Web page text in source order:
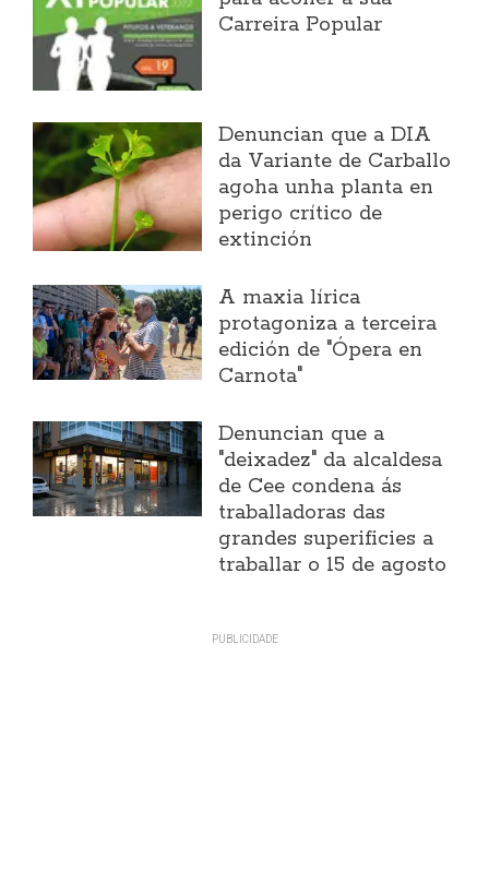
Carreira Popular
Denuncian que a DIA
da Variante de Carballo
agoha unha planta en
perigo crítico de
extinción
A maxia lírica
protagoniza a terceira
edición de "Ópera en
Carnota"
Denuncian que a
"deixadez" da alcaldesa
de Cee condena ás
traballadoras das
grandes superificies a
traballar o 15 de agosto